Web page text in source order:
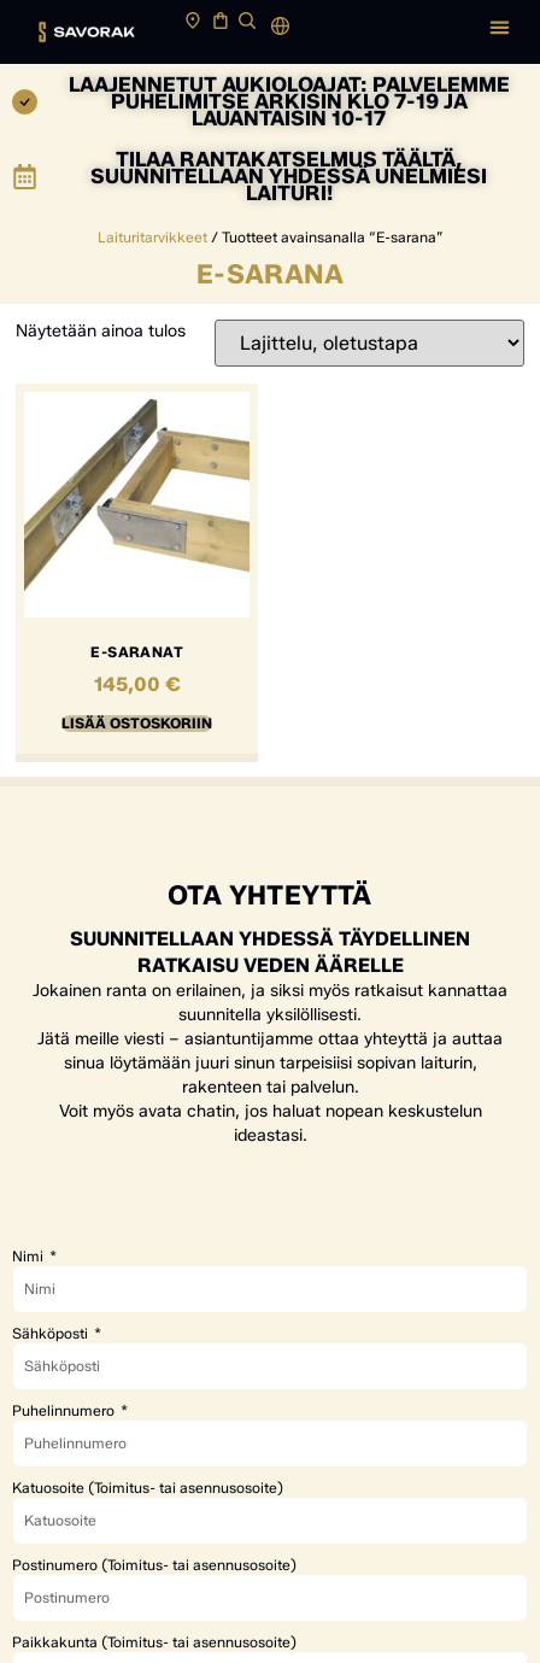
LAAJENNETUT AUKIOLOAJAT: PALVELEMME
PUHELIMITSE ARKISIN KLO 7-19 JA
LAUANTAISIN 10-17
TILAA RANTAKATSELMUS TÄÄLTÄ,
SUUNNITELLAAN YHDESSÄ UNELMIESI
LAITURI!
Laituritarvikkeet/ Tuotteet avainsanalla “E-sarana”
E-SARANA
Näytetään ainoa tulos
E-SARANAT
145,00 €
LISÄÄ OSTOSKORIIN
OTA YHTEYTTÄ
SUUNNITELLAAN YHDESSÄ TÄYDELLINEN
RATKAISU VEDEN ÄÄRELLE
Jokainen ranta on erilainen, ja siksi myös ratkaisut kannattaa
suunnitella yksilöllisesti.
Jätä meille viesti – asiantuntijamme ottaa yhteyttä ja auttaa
sinua löytämään juuri sinun tarpeisiisi sopivan laiturin,
rakenteen tai palvelun.
Voit myös avata chatin, jos haluat nopean keskustelun
ideastasi.
Nimi
Sähköposti
Puhelinnumero
Katuosoite (Toimitus- tai asennusosoite)
Postinumero (Toimitus- tai asennusosoite)
Paikkakunta (Toimitus- tai asennusosoite)